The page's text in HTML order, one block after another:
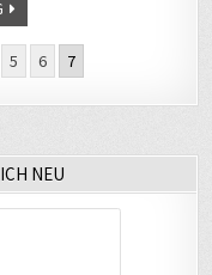
5 6 7
NEU